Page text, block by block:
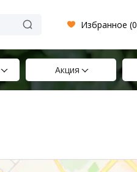
Избранное (0
Акция